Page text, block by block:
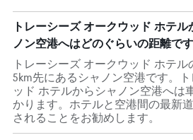
トレーシーズ オークウッド ホテ
ノン空港へはどのぐらいの距離で
トレーシーズ オークウッド ホテル
5km先にあるシャノン空港です。
ッド ホテルからシャノン空港へは
かります。ホテルと空港間の最新
されることをお勧めします。